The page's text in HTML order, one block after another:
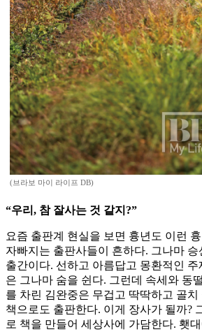
(브라보 마이 라이프 DB)
“우리, 참 잘사는 것 같지?”
요즘 출판계 현실을 보면 흉년도 이런
자빠지는 출판사들이 흔하다. 그나마 승
출간이다. 선하고 아름답고 몽환적인
은 그나마 숨을 쉰다. 그런데 속세와 동
를 차린 김완중은 무겁고 딱딱하고 골
책으로도 출판한다. 이게 장사가 될까?
로 책을 만들어 세상사에 가담한다. 횃